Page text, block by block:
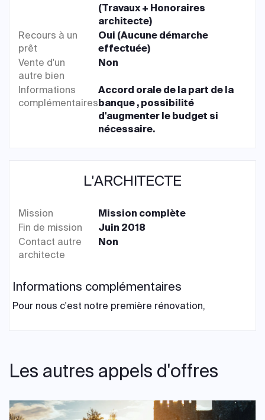
(Travaux + Honoraires
architecte)
Recours à un
prêt
Oui (Aucune démarche
effectuée)
Vente d'un
autre bien
Non
Informations
complémentaires
Accord orale de la part de la
banque , possibilité
d'augmenter le budget si
nécessaire.
L'ARCHITECTE
Mission
Mission complète
Fin de mission
Juin 2018
Contact autre
architecte
Non
Informations complémentaires
Pour nous c'est notre première rénovation,
Les autres appels d'offres